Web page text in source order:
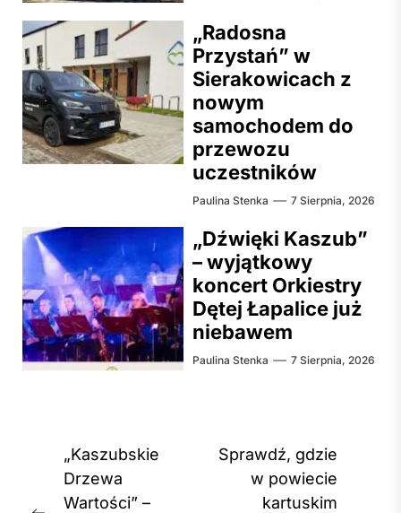
„Radosna
Przystań” w
Sierakowicach z
nowym
samochodem do
przewozu
uczestników
Paulina Stenka 7 Sierpnia, 2026
„Dźwięki Kaszub”
– wyjątkowy
koncert Orkiestry
Dętej Łapalice już
niebawem
Paulina Stenka 7 Sierpnia, 2026
Nawigacja
wpisu
„Kaszubskie
Drzewa
Wartości” –
Sprawdź, gdzie
w powiecie
kartuskim